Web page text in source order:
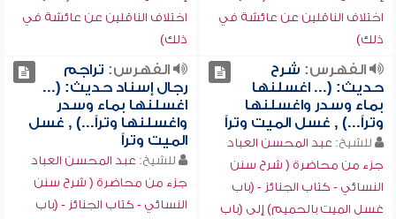
اختلاف الناقلين عن عائشة في
ذلك)
اختلاف الناقلين عن عائشة في
ذلك)
الفهرس: شرح
حديث: (... اغسلنها
بماء وسدر واغسلنها
وتراً...) , غسل الميت وتراً
للشيخ: عبد المحسن العباد
جزء من محاضرة ( شرح سنن
النسائي - كتاب الجنائز - (باب
غسل الميت بالحميم) إلى (باب
الفهرس: تراجم
رجال إسناد حديث: (...
اغسلنها بماء وسدر
واغسلنها وتراً...) , غسل
الميت وتراً
للشيخ: عبد المحسن العباد
جزء من محاضرة ( شرح سنن
النسائي - كتاب الجنائز - (باب